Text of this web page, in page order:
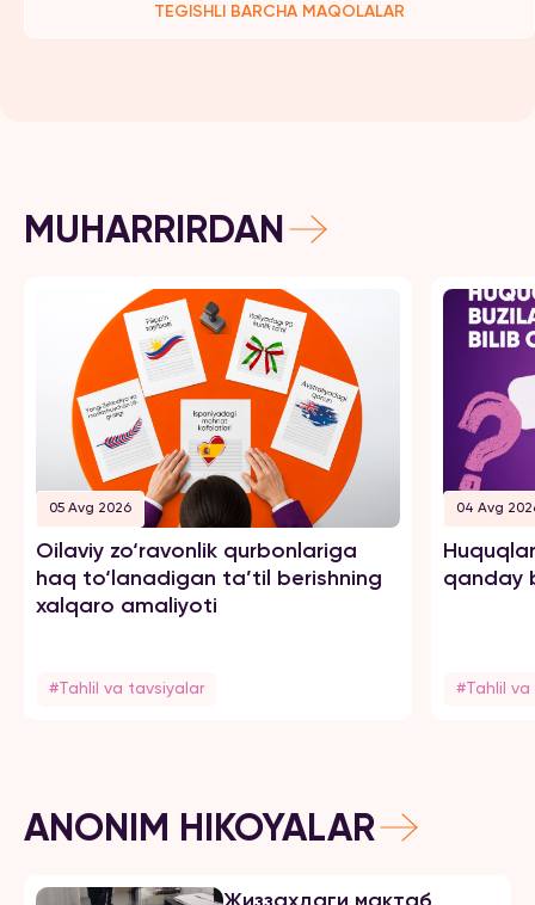
TEGISHLI BARCHA MAQOLALAR
MUHARRIRDAN
05 Avg 2026
Oilaviy zo‘ravonlik qurbonlariga
haq to‘lanadigan ta’til berishning
xalqaro amaliyoti
#Tahlil va tavsiyalar
04 Avg
qanday
#Tahlil
ANONIM HIKOYALAR